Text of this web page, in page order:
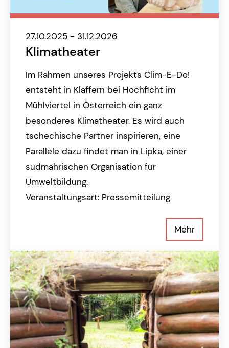
27.10.2025 - 31.12.2026
Klimatheater
Im Rahmen unseres Projekts Clim-E-Do!
entsteht in Klaffern bei Hochficht im
Mühlviertel in Österreich ein ganz
besonderes Klimatheater. Es wird auch
tschechische Partner inspirieren, eine
Parallele dazu findet man in Lipka, einer
südmährischen Organisation für
Umweltbildung.
Veranstaltungsart: Pressemitteilung
Mehr